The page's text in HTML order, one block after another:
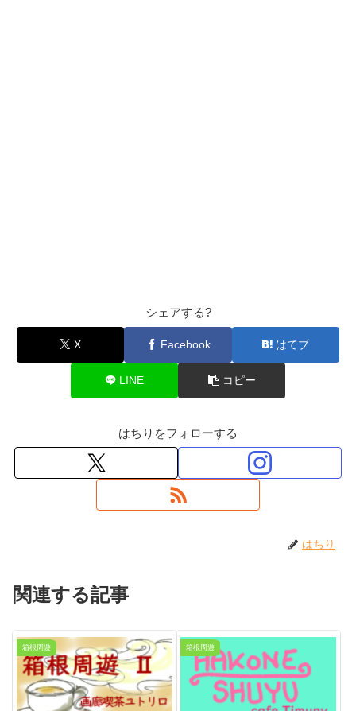
シェアする?
X Facebook はてブ
LINE コピー
はちりをフォローする
はちり
関連する記事
箱根周遊 箱根周遊